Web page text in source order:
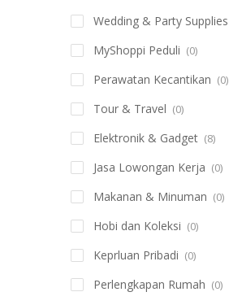
Wedding & Party Supplies
MyShoppi Peduli (0)
Perawatan Kecantikan (0)
Tour & Travel (0)
Elektronik & Gadget (8)
Jasa Lowongan Kerja (0)
Makanan & Minuman (0)
Hobi dan Koleksi (0)
Keprluan Pribadi (0)
Perlengkapan Rumah (0)